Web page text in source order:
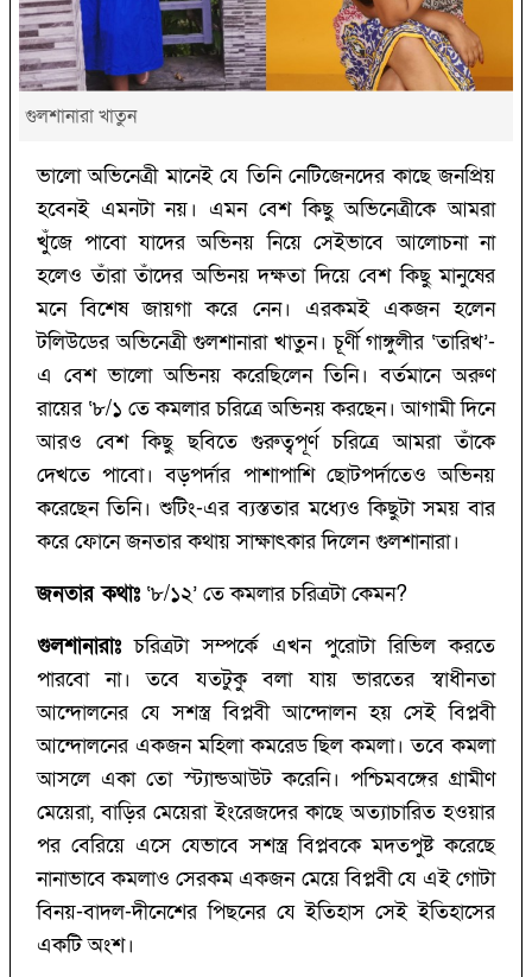
গুলশানারা খাতুন
ভালো অভিনেত্রী মানেই যে তিনি নেটিজেনদের কাছে জনপ্রিয়
হবেনই এমনটা নয়। এমন বেশ কিছু অভিনেত্রীকে আমরা
খুঁজে পাবো যাদের অভিনয় নিয়ে সেইভাবে আলোচনা না
হলেও তাঁরা তাঁদের অভিনয় দক্ষতা দিয়ে বেশ কিছু মানুষের
মনে বিশেষ জায়গা করে নেন। এরকমই একজন হলেন
টলিউডের অভিনেত্রী গুলশানারা খাতুন। চূর্ণী গাঙ্গুলীর ‘তারিখ’-
এ বেশ ভালো অভিনয় করেছিলেন তিনি। বর্তমানে অরুণ
রায়ের ‘৮/১ তে কমলার চরিত্রে অভিনয় করছেন। আগামী দিনে
আরও বেশ কিছু ছবিতে গুরুত্বপূর্ণ চরিত্রে আমরা তাঁকে
দেখতে পাবো। বড়পর্দার পাশাপাশি ছোটপর্দাতেও অভিনয়
করেছেন তিনি। শুটিং-এর ব্যস্ততার মধ্যেও কিছুটা সময় বার
করে ফোনে জনতার কথায় সাক্ষাৎকার দিলেন গুলশানারা।
জনতার কথাঃ‘৮/১২’ তে কমলার চরিত্রটা কেমন?
গুলশানারাঃচরিত্রটা সম্পর্কে এখন পুরোটা রিভিল করতে
পারবো না। তবে যতটুকু বলা যায় ভারতের স্বাধীনতা
আন্দোলনের যে সশস্ত্র বিপ্লবী আন্দোলন হয় সেই বিপ্লবী
আন্দোলনের একজন মহিলা কমরেড ছিল কমলা। তবে কমলা
আসলে একা তো স্ট্যান্ডআউট করেনি। পশ্চিমবঙ্গের গ্রামীণ
মেয়েরা, বাড়ির মেয়েরা ইংরেজদের কাছে অত্যাচারিত হওয়ার
পর বেরিয়ে এসে যেভাবে সশস্ত্র বিপ্লবকে মদতপুষ্ট করেছে
নানাভাবে কমলাও সেরকম একজন মেয়ে বিপ্লবী যে এই গোটা
বিনয়-বাদল-দীনেশের পিছনের যে ইতিহাস সেই ইতিহাসের
একটি অংশ।